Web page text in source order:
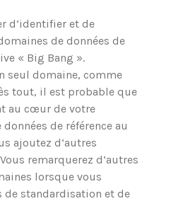
d‘identifier et de
de données de
« Big Bang ».
seul domaine, comme
tout, il est probable que
au cœur de votre
de référence au
ajoutez d‘autres
remarquerez d‘autres
lorsque vous
de standardisation et de